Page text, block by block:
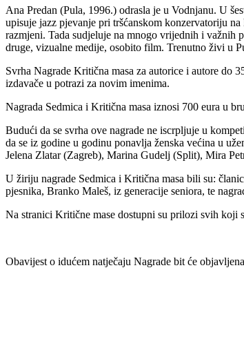
Ana Predan (Pula, 1996.) odrasla je u Vodnjanu. U
upisuje jazz pjevanje pri tršćanskom konzervatoriju
razmjeni. Tada sudjeluje na mnogo vrijednih i važnih
druge, vizualne medije, osobito film. Trenutno živi u
Svrha Nagrade Kritična masa za autorice i autore do
izdavače u potrazi za novim imenima.
Nagrada Sedmica i Kritična masa iznosi 700 eura u
Budući da se svrha ove nagrade ne iscrpljuje u
da se iz godine u godinu ponavlja ženska većina u
Jelena Zlatar (Zagreb), Marina Gudelj (Split), Mira
U žiriju nagrade Sedmica i Kritična masa bili su:
pjesnika, Branko Maleš, iz generacije seniora, te
Na stranici Kritične mase dostupni su prilozi svih koji
Obavijest o idućem natječaju Nagrade bit će